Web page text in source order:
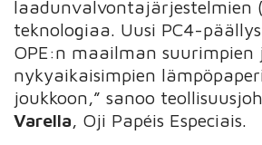
laadunvalvontajärjestelmien
teknologiaa. Uusi PC4-
OPE:n maailman suurimpien
nykyaikaisimpien
joukkoon,” sanoo
Varella , Oji Papéis Especiais.